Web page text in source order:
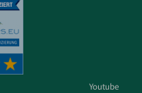
Youtube